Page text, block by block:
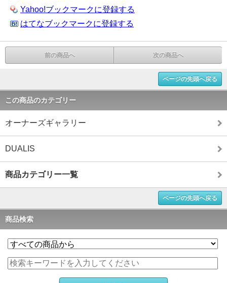
Yahoo!ブックマークに登録する
はてなブックマークに登録する
前の商品へ 次の商品へ
ページの先頭へ戻る
この商品のカテゴリー
オーナーズギャラリー
DUALIS
商品カテゴリー一覧
ページの先頭へ戻る
商品検索